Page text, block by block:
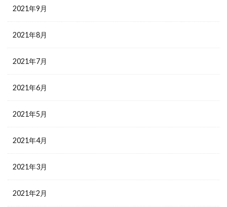
2021年9月
2021年8月
2021年7月
2021年6月
2021年5月
2021年4月
2021年3月
2021年2月